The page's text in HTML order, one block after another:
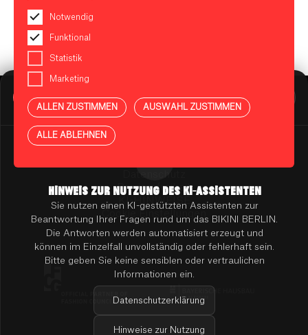
BIKINI BERLIN Assistent
Online
HINWEIS ZUR NUTZUNG DES KI-ASSISTENTEN
Sie nutzen einen KI-gestützten Assistenten zur
Beantwortung Ihrer Fragen rund um das BIKINI BERLIN.
Die Antworten werden automatisiert erzeugt und
können im Einzelfall unvollständig oder fehlerhaft sein.
Bitte geben Sie keine sensiblen oder vertraulichen
Informationen ein.
Datenschutzerklärung
Hinweise zur Nutzung
Notwendig
Funktional
Statistik
Marketing
ALLEN ZUSTIMMEN AUSWAHL ZUSTIMMEN
ALLE ABLEHNEN
Presse
Barrierefreiheit
KI-HINWEISE
Cookie Einstellungen